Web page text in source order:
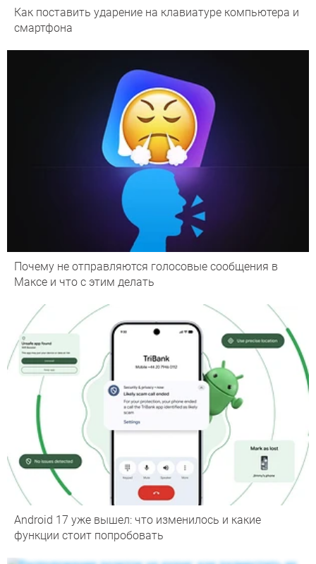
Как поставить ударение на клавиатуре компьютера и
смартфона
Почему не отправляются голосовые сообщения в
Максе и что с этим делать
Android 17 уже вышел: что изменилось и какие
функции стоит попробовать